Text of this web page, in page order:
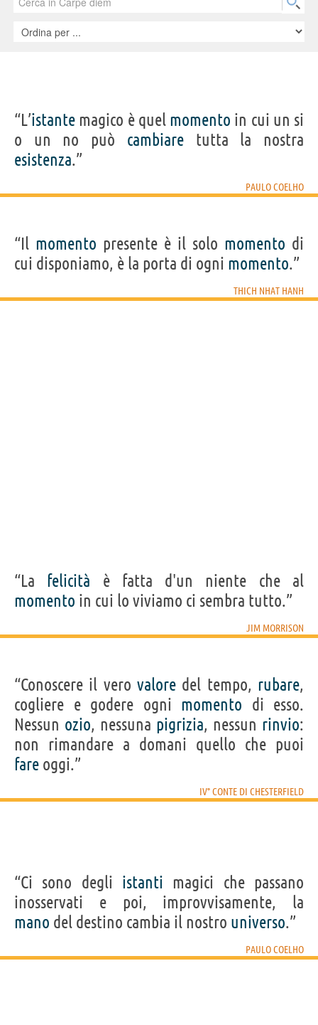
“L’istante magico è quel momento in cui un si
o un no può cambiaretutta la nostra
esistenza.”
PAULO COELHO
“Il momento presente è il solo momento di
cui disponiamo, è la porta di ogni momento.”
THICH NHAT HANH
“La felicità è fatta d'un niente che al
momento in cui lo viviamo ci sembra tutto.”
JIM MORRISON
“Conoscere il vero valore del tempo, rubare,
cogliere e godere ogni momento di esso.
Nessun ozio, nessuna pigrizia, nessun rinvio:
non rimandare a domani quello che puoi
fare oggi.”
IV° CONTE DI CHESTERFIELD
“Ci sono degli istanti magici che passano
inosservati e poi, improvvisamente, la
mano del destino cambia il nostro universo.”
PAULO COELHO